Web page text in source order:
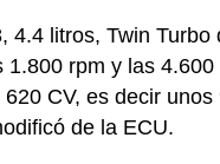
4.4 litros, Twin Turbo
rpm y las
CV, es decir unos
de la ECU.